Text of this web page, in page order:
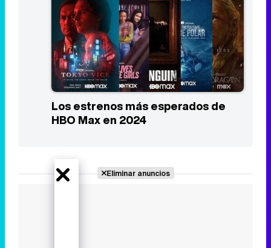
Los estrenos más esperados de
HBO Max en 2024
Eliminar anuncios